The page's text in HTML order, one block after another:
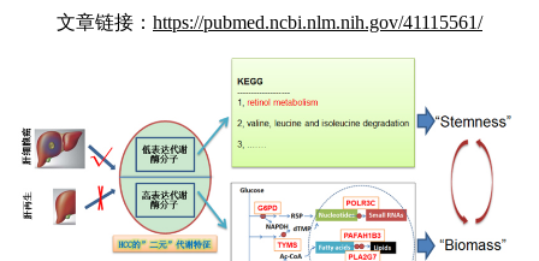
文章链接： https://pubmed.ncbi.nlm.nih.gov/41115561/